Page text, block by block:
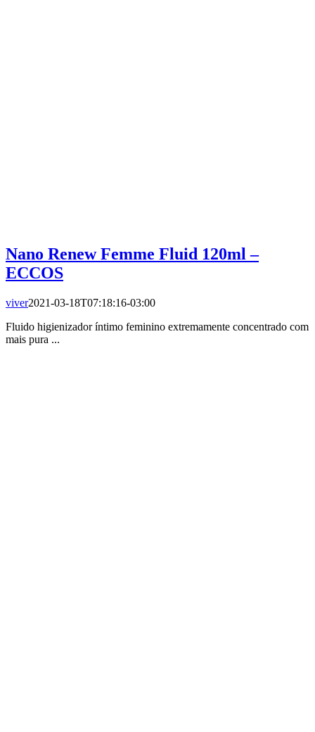
Nano Renew Femme Fluid 120ml –
ECCOS
viver2021-03-18T07:18:16-03:00
Fluido higienizador íntimo feminino extremamente concentrado com
mais pura ...